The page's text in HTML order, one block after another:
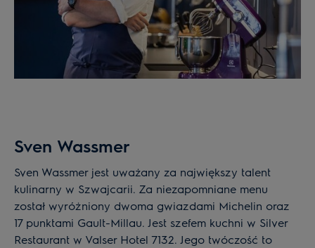
Sven Wassmer
Sven Wassmer jest uważany za największy talent
kulinarny w Szwajcarii. Za niezapomniane menu
został wyróżniony dwoma gwiazdami Michelin oraz
17 punktami Gault-Millau. Jest szefem kuchni w Silver
Restaurant w Valser Hotel 7132. Jego twóczość to